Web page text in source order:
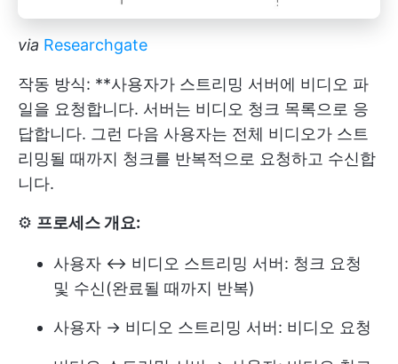
via Researchgate
작동 방식: **사용자가 스트리밍 서버에 비디오 파
일을 요청합니다. 서버는 비디오 청크 목록으로 응
답합니다. 그런 다음 사용자는 전체 비디오가 스트
리밍될 때까지 청크를 반복적으로 요청하고 수신합
니다.
⚙️ 프로세스 개요:
사용자 ↔ 비디오 스트리밍 서버: 청크 요청
및 수신(완료될 때까지 반복)
사용자 → 비디오 스트리밍 서버: 비디오 요청